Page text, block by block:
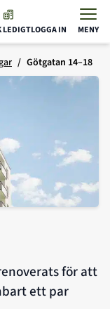
LEDIGTLOGGA IN MENY
Götgatan 14–18
för att
ett par